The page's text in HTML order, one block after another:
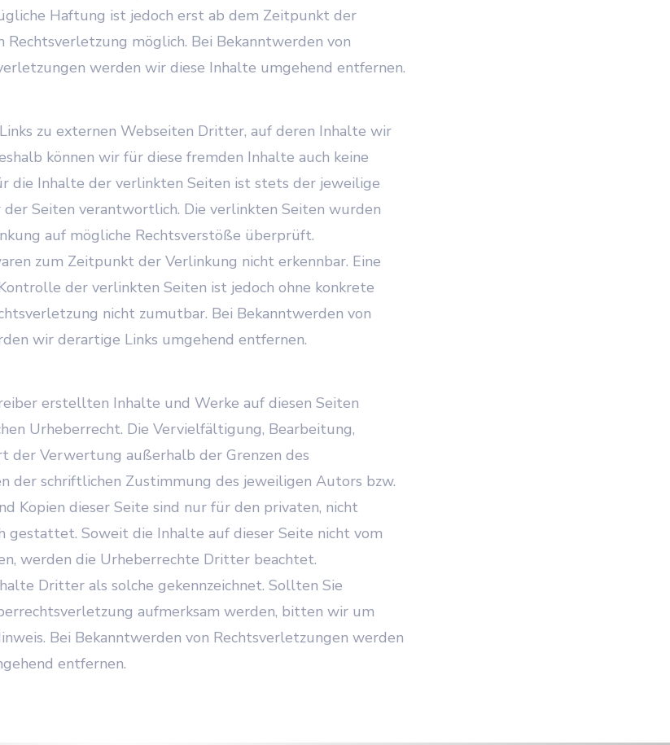
Haftung ist jedoch erst ab dem Zeitpunkt der
Rechtsverletzung möglich. Bei Bekanntwerden von
werden wir diese Inhalte umgehend entfernen.
zu externen Webseiten Dritter, auf deren Inhalte wir
können wir für diese fremden Inhalte auch keine
die Inhalte der verlinkten Seiten ist stets der jeweilige
Seiten verantwortlich. Die verlinkten Seiten wurden
auf mögliche Rechtsverstöße überprüft.
zum Zeitpunkt der Verlinkung nicht erkennbar. Eine
der verlinkten Seiten ist jedoch ohne konkrete
nicht zumutbar. Bei Bekanntwerden von
wir derartige Links umgehend entfernen.
erstellten Inhalte und Werke auf diesen Seiten
Urheberrecht. Die Vervielfältigung, Bearbeitung,
der Verwertung außerhalb der Grenzen des
der schriftlichen Zustimmung des jeweiligen Autors bzw.
Kopien dieser Seite sind nur für den privaten, nicht
gestattet. Soweit die Inhalte auf dieser Seite nicht vom
werden die Urheberrechte Dritter beachtet.
Dritter als solche gekennzeichnet. Sollten Sie
aufmerksam werden, bitten wir um
Bei Bekanntwerden von Rechtsverletzungen werden
entfernen.